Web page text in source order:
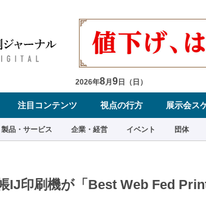
2026年8月 9 日（ 日 ）
注目コンテンツ 視点の行方 展示会ス
製品・サービス 企業・経営 イベント 団体
IJ印刷機が「Best Web Fed